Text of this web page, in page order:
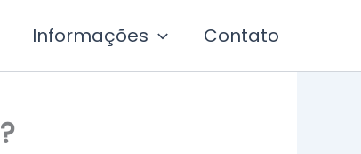
Informações Contato